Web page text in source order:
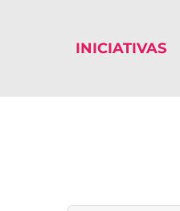
INICIATIVAS